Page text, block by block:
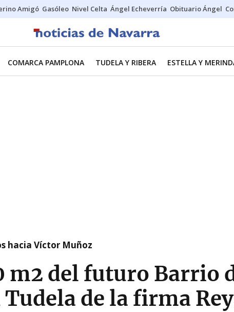
Amigó Gasóleo Nivel Celta Ángel Echeverría Obituario Ángel
COMARCA PAMPLONA TUDELA Y RIBERA ESTELLA Y
hacia Víctor Muñoz
m2 del futuro Barrio
Tudela de la firma